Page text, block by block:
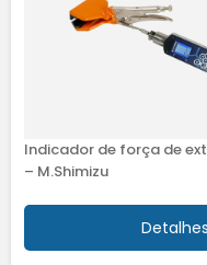
Indicador de força de
– M.Shimizu
Detalhes